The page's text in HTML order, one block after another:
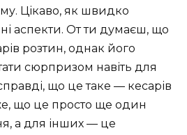
Цікаво, як швидко
аспекти. От ти думаєш, що
розтин, однак його
сюрпризом навіть для
що це таке — кесарів
що це просто ще один
а для інших — це